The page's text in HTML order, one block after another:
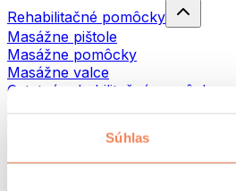
Súhlas
Rehabilitačné pomôcky
Masážne pištole
Masážne pomôcky
Masážne valce
Ostatné rehabilitačné pomôcky
Tašky a batohy
Tašky na jedlo a príslušenstvo